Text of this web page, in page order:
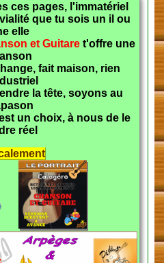
ces pages, l'immatériel
que tu sois un il ou
elle
et Guitare t'offre une
fait maison, rien
la tête, soyons au
un choix, à nous de le
réel